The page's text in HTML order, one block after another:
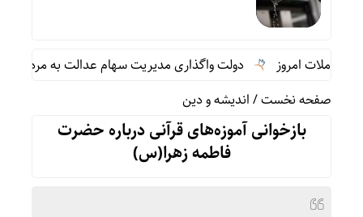
دولت واگذاری مدیریت سهام عدالت به مردم را
صفحه نخست/اندیشه و دین
بازخوانی آموزه‌های قرآنی درباره حضرت
فاطمه زهرا(س)